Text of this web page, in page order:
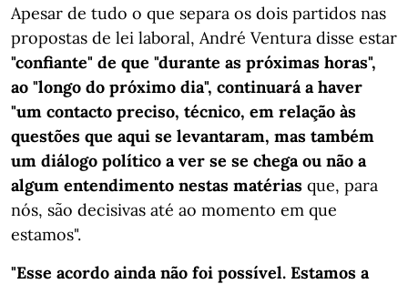
Apesar de tudo o que separa os dois partidos nas
propostas de lei laboral, André Ventura disse estar
"confiante" de que "durante as próximas horas",
ao "longo do próximo dia", continuará a haver
"um contacto preciso, técnico, em relação às
questões que aqui se levantaram, mas também
um diálogo político a ver se se chega ou não a
algum entendimento nestas matérias que, para
nós, são decisivas até ao momento em que
estamos".
"Esse acordo ainda não foi possível. Estamos a